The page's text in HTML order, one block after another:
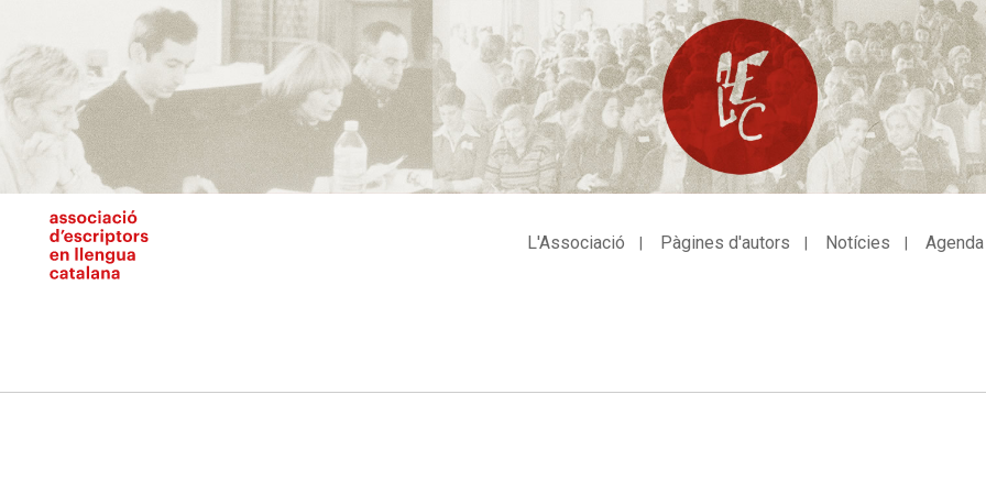
contingut
L'Associació Pàgines d'autors Notícies Agenda